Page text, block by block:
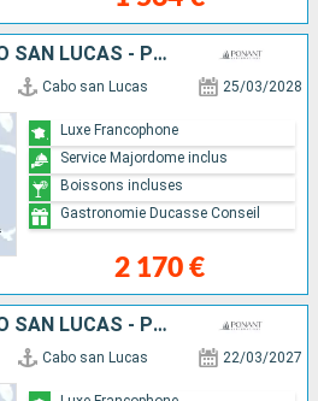
VOYAGE EN MER : CABO SAN LUCAS - PUNTARENAS
Cabo san Lucas 25/03/2028
2 170 €
Luxe Francophone
Service Majordome inclus
Boissons incluses
Gastronomie Ducasse Conseil
VOYAGE EN MER : CABO SAN LUCAS - PUNTARENAS
Cabo san Lucas 22/03/2027